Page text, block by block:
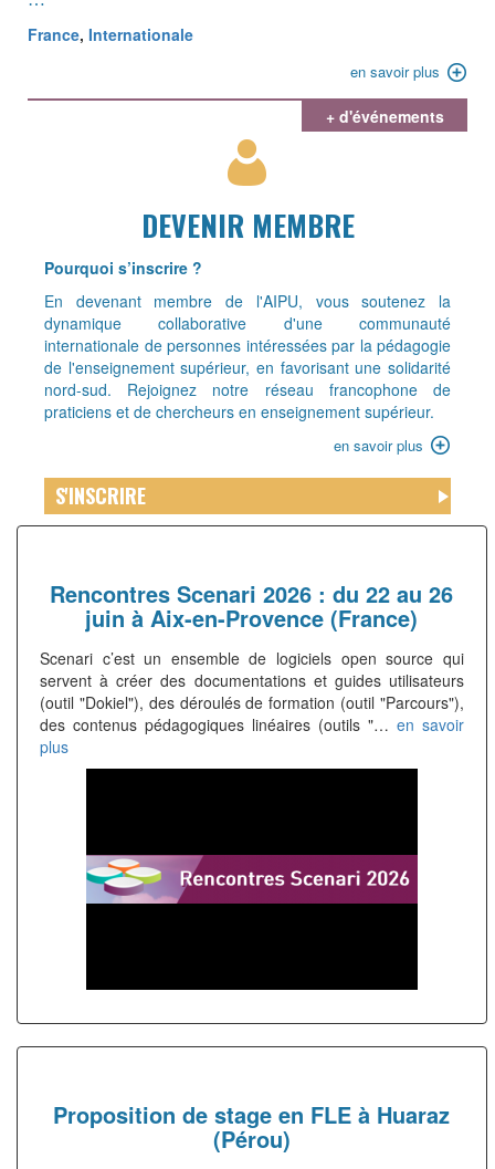
France, Internationale
en savoir plus
+ d'événements
DEVENIR MEMBRE
Présentation
Pourquoi s’inscrire ?
En devenant membre de l'AIPU, vous soutenez la
dynamique collaborative d'une communauté
internationale de personnes intéressées par la pédagogie
de l'enseignement supérieur, en favorisant une solidarité
nord-sud. Rejoignez notre réseau francophone de
praticiens et de chercheurs en enseignement supérieur.
en
savoir
plus
en savoir plus
Menu
outil
S'INSCRIRE
Rencontres Scenari 2026 : du 22 au 26
juin à Aix-en-Provence (France)
Scenari c’est un ensemble de logiciels open source qui
servent à créer des documentations et guides utilisateurs
(outil "Dokiel"), des déroulés de formation (outil "Parcours"),
des contenus pédagogiques linéaires (outils "… en savoir
plus
Proposition de stage en FLE à Huaraz
(Pérou)